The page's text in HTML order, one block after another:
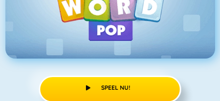
SPEEL NU!